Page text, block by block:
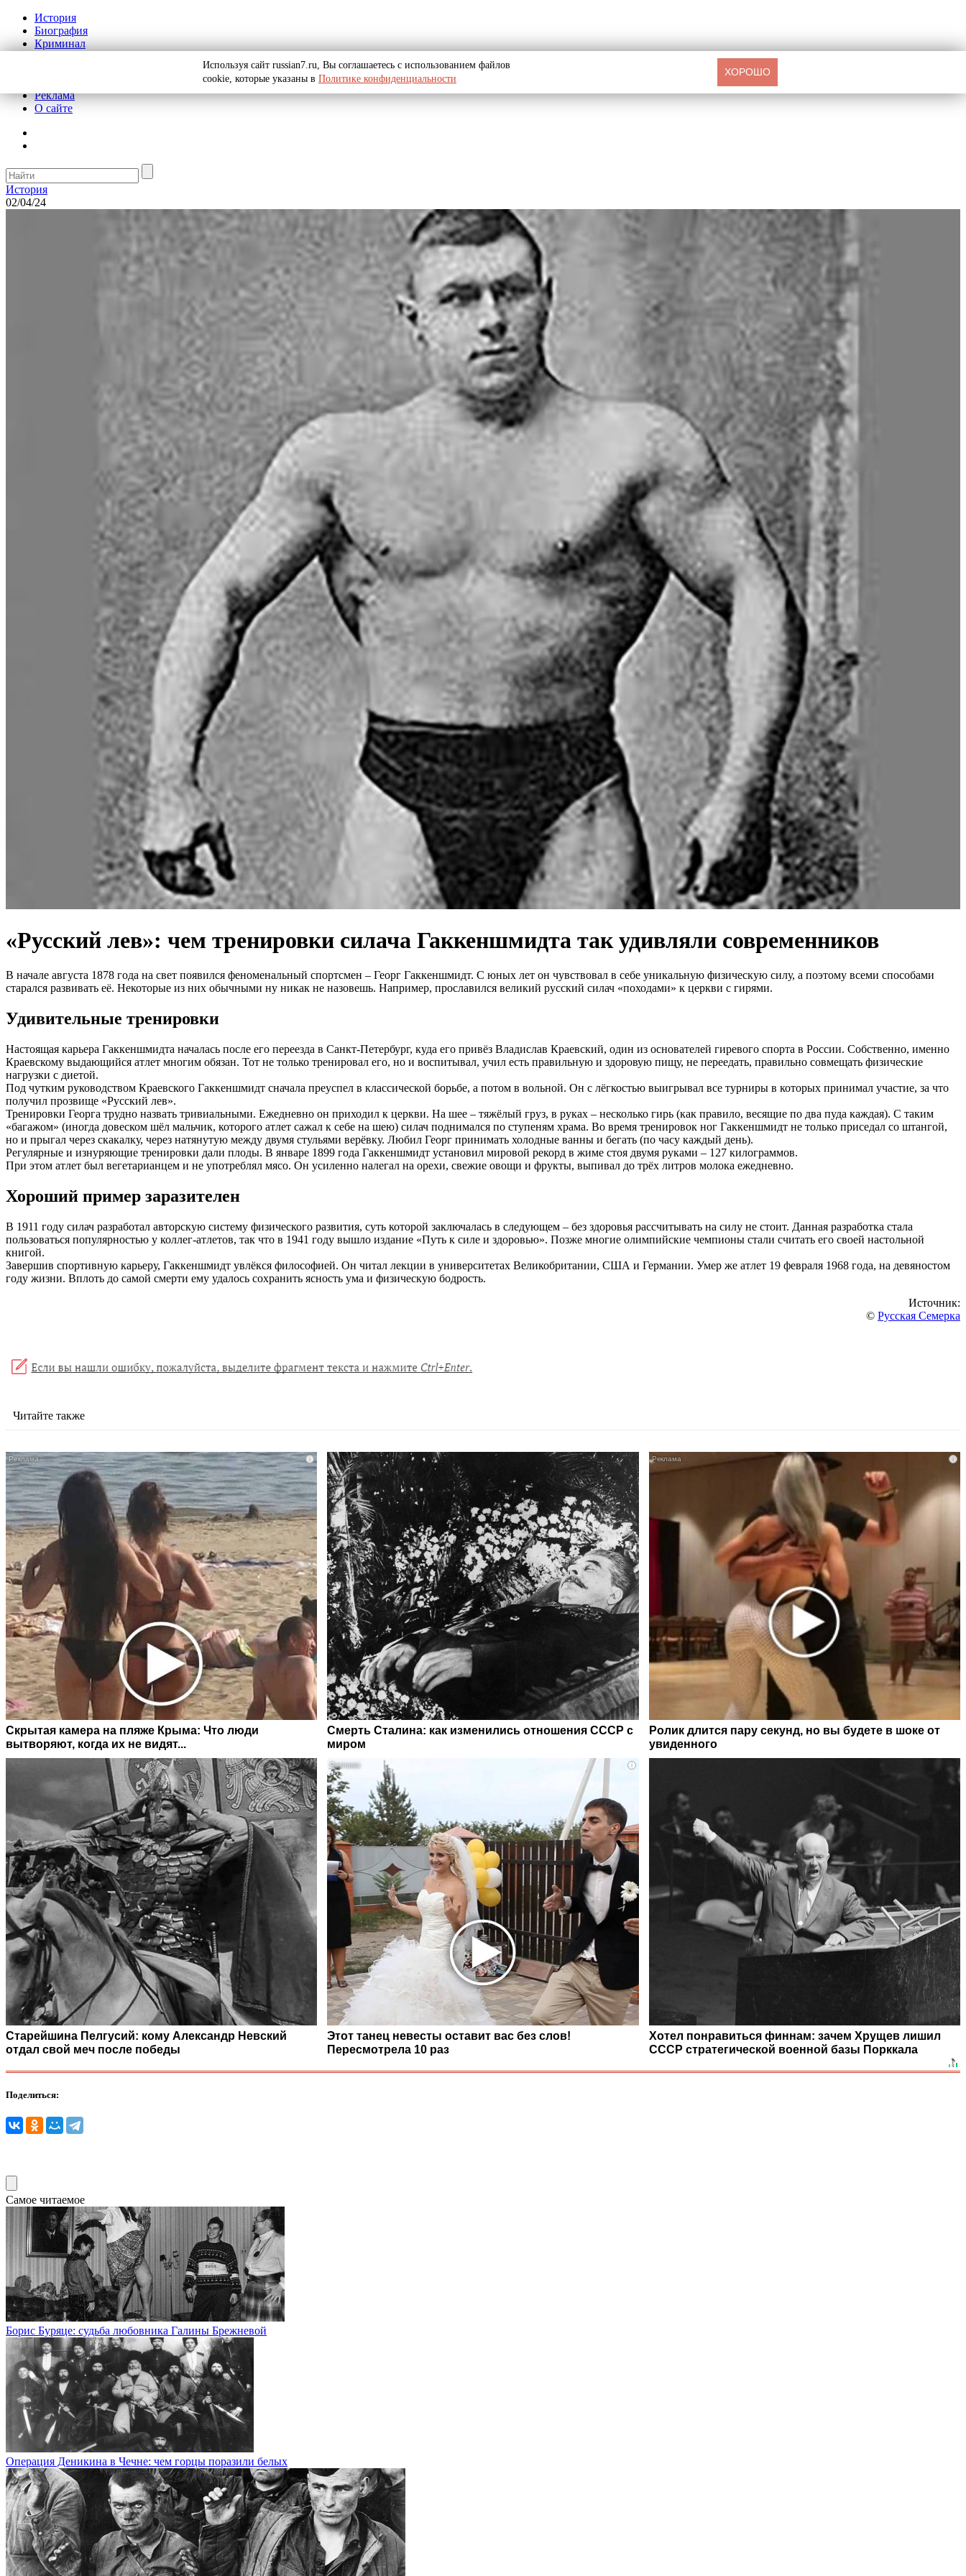
История
Биография
Криминал
Реклама
О сайте
История
02/04/24
«Русский лев»: чем тренировки силача Гаккеншмидта так удивляли современников
В начале августа 1878 года на свет появился феноменальный спортсмен – Георг Гаккеншмидт. С юных лет он чувствовал в себе уникальную физическую силу, а поэтому всеми способами
старался развивать её. Некоторые из них обычными ну никак не назовешь. Например, прославился великий русский силач «походами» к церкви с гирями.
Удивительные тренировки
Настоящая карьера Гаккеншмидта началась после его переезда в Санкт-Петербург, куда его привёз Владислав Краевский, один из основателей гиревого спорта в России. Собственно, именно
Краевскому выдающийся атлет многим обязан. Тот не только тренировал его, но и воспитывал, учил есть правильную и здоровую пищу, не переедать, правильно совмещать физические
нагрузки с диетой.
Под чутким руководством Краевского Гаккеншмидт сначала преуспел в классической борьбе, а потом в вольной. Он с лёгкостью выигрывал все турниры в которых принимал участие, за что
получил прозвище «Русский лев».
Тренировки Георга трудно назвать тривиальными. Ежедневно он приходил к церкви. На шее – тяжёлый груз, в руках – несколько гирь (как правило, весящие по два пуда каждая). С таким
«багажом» (иногда довеском шёл мальчик, которого атлет сажал к себе на шею) силач поднимался по ступеням храма. Во время тренировок ног Гаккеншмидт не только приседал со штангой,
но и прыгал через скакалку, через натянутую между двумя стульями верёвку. Любил Георг принимать холодные ванны и бегать (по часу каждый день).
Регулярные и изнуряющие тренировки дали плоды. В январе 1899 года Гаккеншмидт установил мировой рекорд в жиме стоя двумя руками – 127 килограммов.
При этом атлет был вегетарианцем и не употреблял мясо. Он усиленно налегал на орехи, свежие овощи и фрукты, выпивал до трёх литров молока ежедневно.
Хороший пример заразителен
В 1911 году силач разработал авторскую систему физического развития, суть которой заключалась в следующем – без здоровья рассчитывать на силу не стоит. Данная разработка стала
пользоваться популярностью у коллег-атлетов, так что в 1941 году вышло издание «Путь к силе и здоровью». Позже многие олимпийские чемпионы стали считать его своей настольной
книгой.
Завершив спортивную карьеру, Гаккеншмидт увлёкся философией. Он читал лекции в университетах Великобритании, США и Германии. Умер же атлет 19 февраля 1968 года, на девяностом
году жизни. Вплоть до самой смерти ему удалось сохранить ясность ума и физическую бодрость.
Источник:
© Русская Семерка
Читайте также
i
Скрытая камера на пляже Крыма: Что люди
вытворяют, когда их не видят...
Смерть Сталина: как изменились отношения СССР с
миром
i
Ролик длится пару секунд, но вы будете в шоке от
увиденного
Старейшина Пелгусий: кому Александр Невский
отдал свой меч после победы
i
Этот танец невесты оставит вас без слов!
Пересмотрела 10 раз
Хотел понравиться финнам: зачем Хрущев лишил
СССР стратегической военной базы Порккала
Поделиться:
Самое читаемое
Борис Буряце: судьба любовника Галины Брежневой
Операция Деникина в Чечне: чем горцы поразили белых
Используя сайт russian7.ru, Вы соглашаетесь с использованием файлов
cookie, которые указаны в Политике конфиденциальности
ХОРОШО